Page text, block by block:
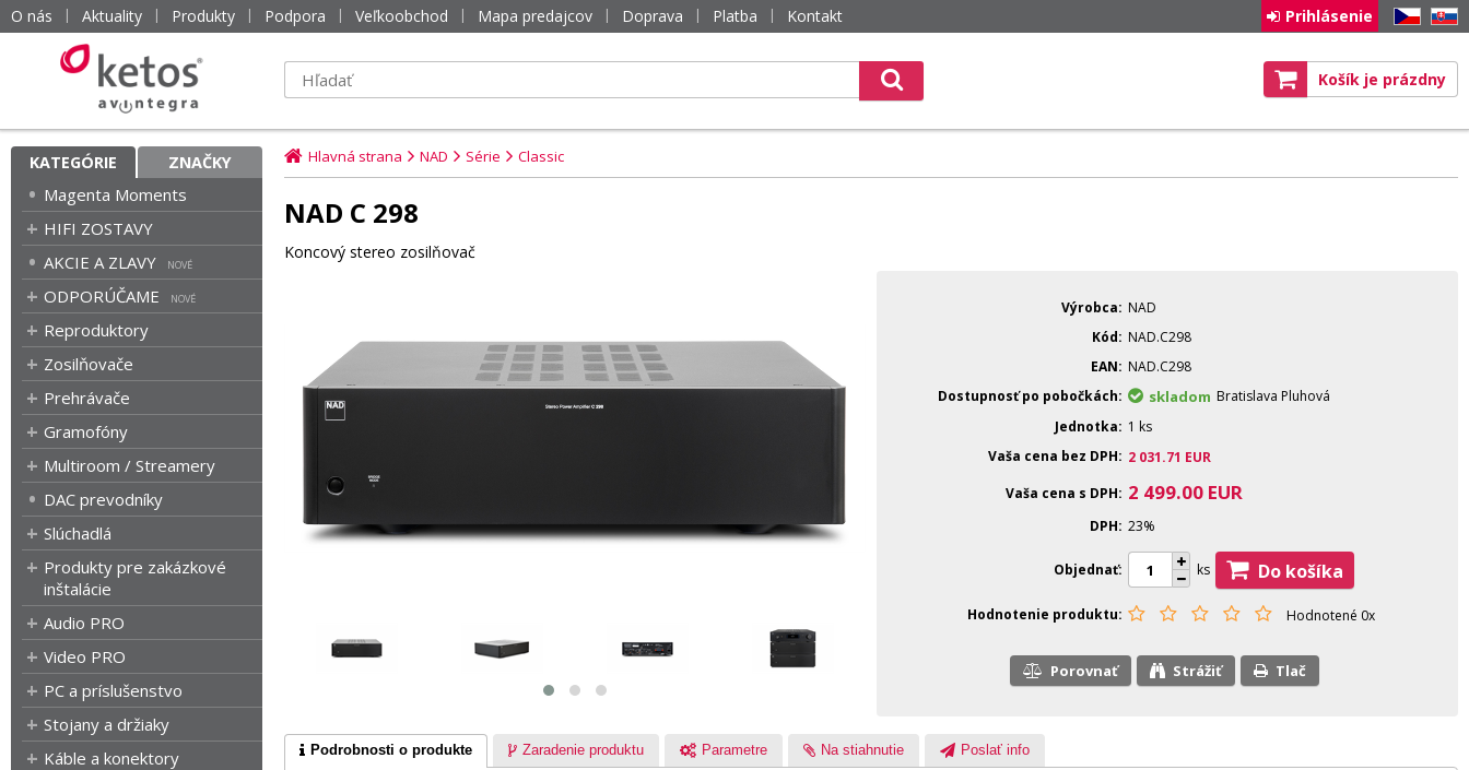
O nás Aktuality Produkty Podpora Veľkoobchod Mapa predajcov Doprava Platba Kontakt CZ SK
Prihlásenie
Košík je prázdny
KATEGÓRIE ZNAČKY
Magenta Moments
HIFI ZOSTAVY
AKCIE A ZLAVY
ODPORÚČAME
Reproduktory
Zosilňovače
Prehrávače
Gramofóny
Multiroom / Streamery
DAC prevodníky
Slúchadlá
Produkty pre zakázkové
inštalácie
Audio PRO
Video PRO
PC a príslušenstvo
Stojany a držiaky
Káble a konektory
Hlavná strana NAD Série Classic
NAD C 298
Koncový stereo zosilňovač
Výrobca
NAD
Kód
NAD.C298
EAN
NAD.C298
Dostupnosť po pobočkách
skladom Bratislava Pluhová
Jednotka
1 ks
Vaša cena bez DPH
2 031.71 EUR
Vaša cena s DPH
2 499.00 EUR
DPH 23%
Objednať ks Do košíka
Hodnotenie produktu Hodnotené 0x
Porovnať Strážiť Tlač
Podrobnosti o produkte Zaradenie produktu Parametre Na stiahnutie Poslať info